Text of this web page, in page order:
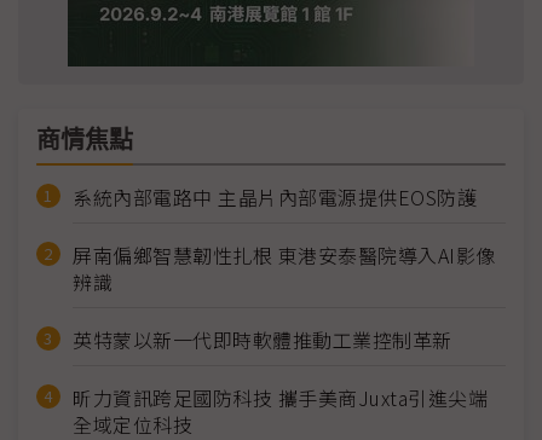
商情焦點
系統內部電路中 主晶片內部電源提供EOS防護
屏南偏鄉智慧韌性扎根 東港安泰醫院導入AI影像
辨識
英特蒙以新一代即時軟體推動工業控制革新
昕力資訊跨足國防科技 攜手美商Juxta引進尖端
全域定位科技